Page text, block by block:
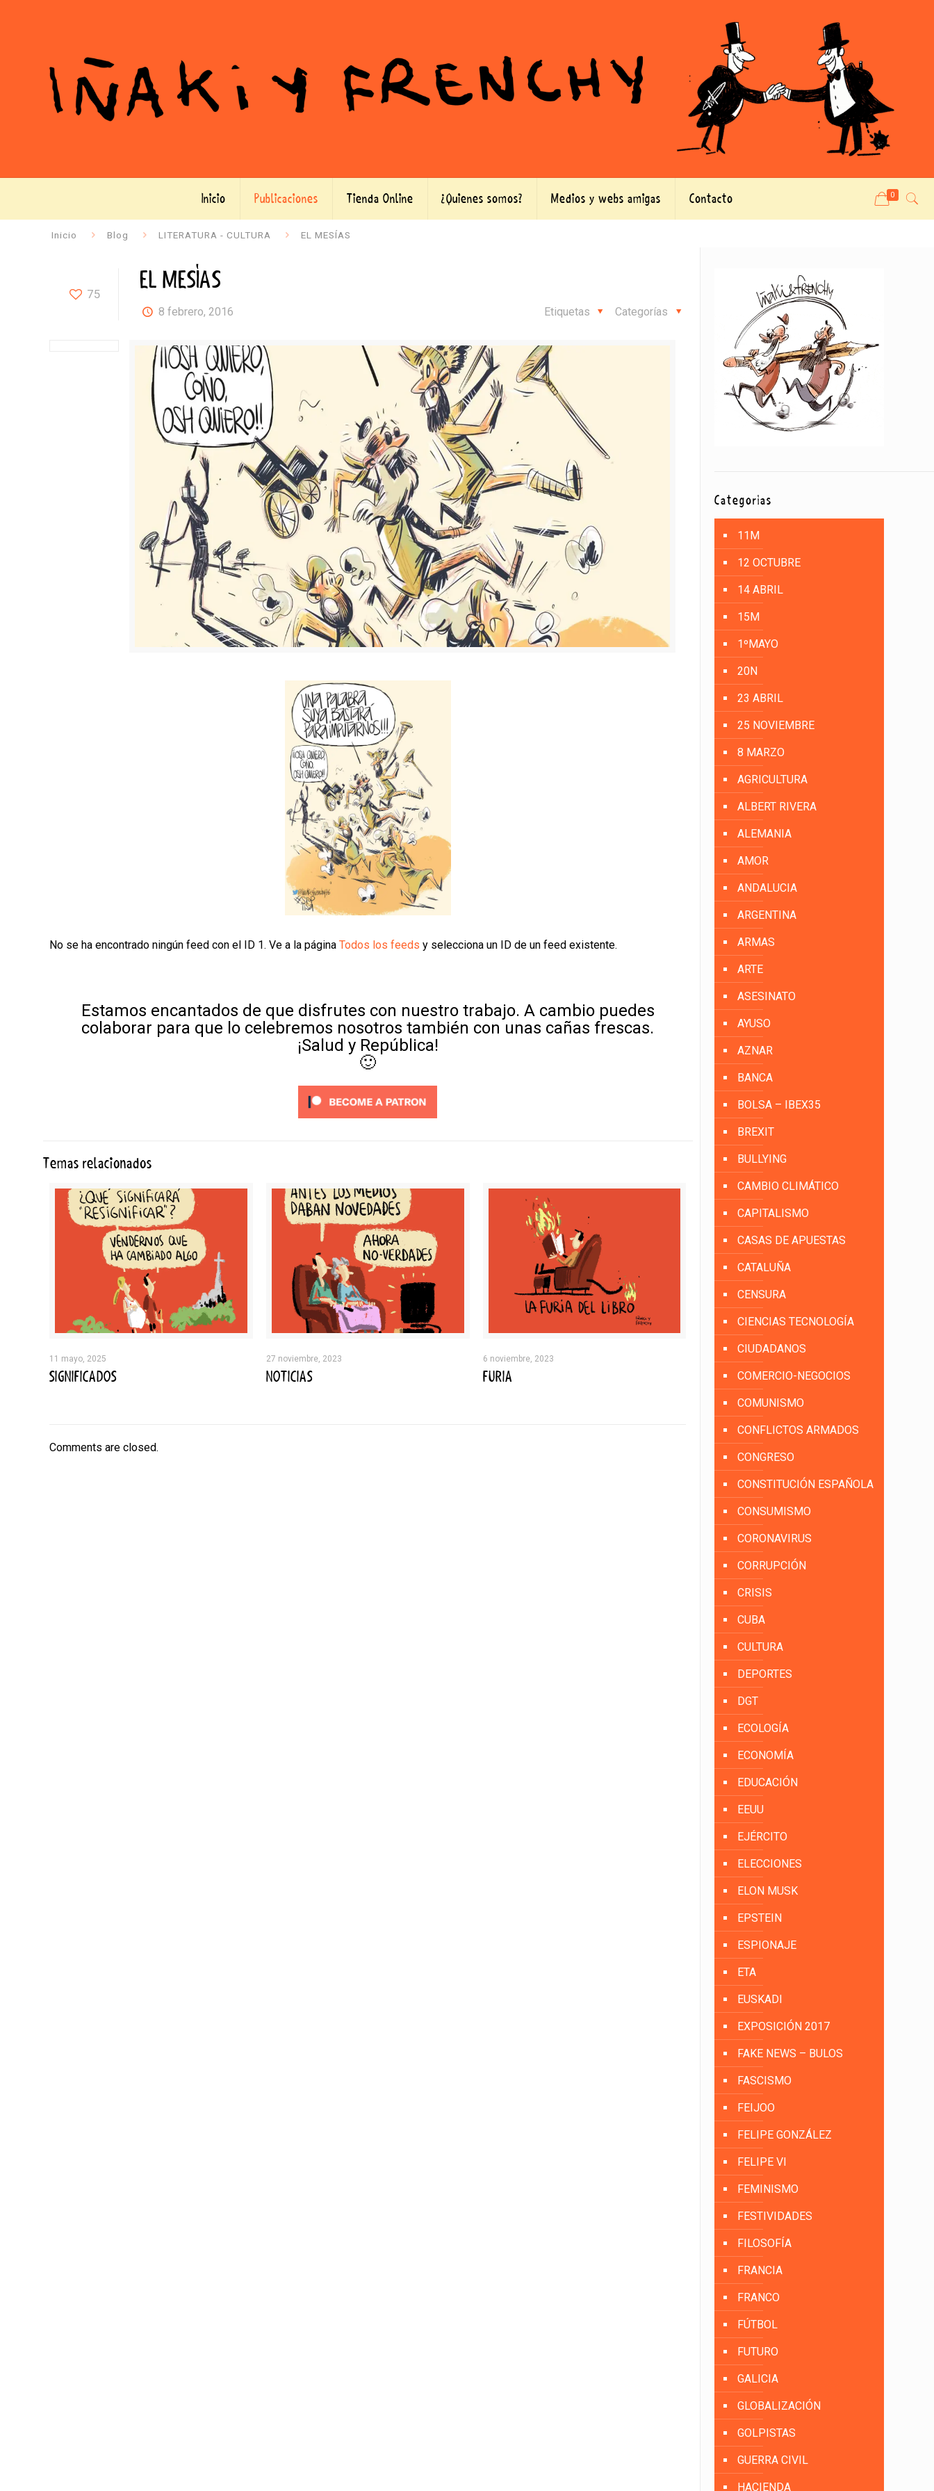
Inicio Publicaciones Tienda Online ¿Quienes somos? Medios y webs amigas Contacto 0
Inicio Blog LITERATURA - CULTURA EL MESÍAS
75 EL MESÍAS
8 febrero, 2016 Categorías
Etiquetas
No se ha encontrado ningún feed con el ID 1. Ve a la páginaTodos los feeds y selecciona un ID de un feed existente.
Estamos encantados de que disfrutes con nuestro trabajo. A cambio puedes
colaborar para que lo celebremos nosotros también con unas cañas frescas.
¡Salud y República!
🙂
Temas relacionados
11 mayo, 2025
SIGNIFICADOS
27 noviembre, 2023
NOTICIAS
6 noviembre, 2023
FURIA
Comments are closed.
Categorías
11M
12 OCTUBRE
14 ABRIL
15M
1ºMAYO
20N
23 ABRIL
25 NOVIEMBRE
8 MARZO
AGRICULTURA
ALBERT RIVERA
ALEMANIA
AMOR
ANDALUCIA
ARGENTINA
ARMAS
ARTE
ASESINATO
AYUSO
AZNAR
BANCA
BOLSA – IBEX35
BREXIT
BULLYING
CAMBIO CLIMÁTICO
CAPITALISMO
CASAS DE APUESTAS
CATALUÑA
CENSURA
CIENCIAS TECNOLOGÍA
CIUDADANOS
COMERCIO-NEGOCIOS
COMUNISMO
CONFLICTOS ARMADOS
CONGRESO
CONSTITUCIÓN ESPAÑOLA
CONSUMISMO
CORONAVIRUS
CORRUPCIÓN
CRISIS
CUBA
CULTURA
DEPORTES
DGT
ECOLOGÍA
ECONOMÍA
EDUCACIÓN
EEUU
EJÉRCITO
ELECCIONES
ELON MUSK
EPSTEIN
ESPIONAJE
ETA
EUSKADI
EXPOSICIÓN 2017
FAKE NEWS – BULOS
FASCISMO
FEIJOO
FELIPE GONZÁLEZ
FELIPE VI
FEMINISMO
FESTIVIDADES
FILOSOFÍA
FRANCIA
FRANCO
FÚTBOL
FUTURO
GALICIA
GLOBALIZACIÓN
GOLPISTAS
GUERRA CIVIL
HACIENDA